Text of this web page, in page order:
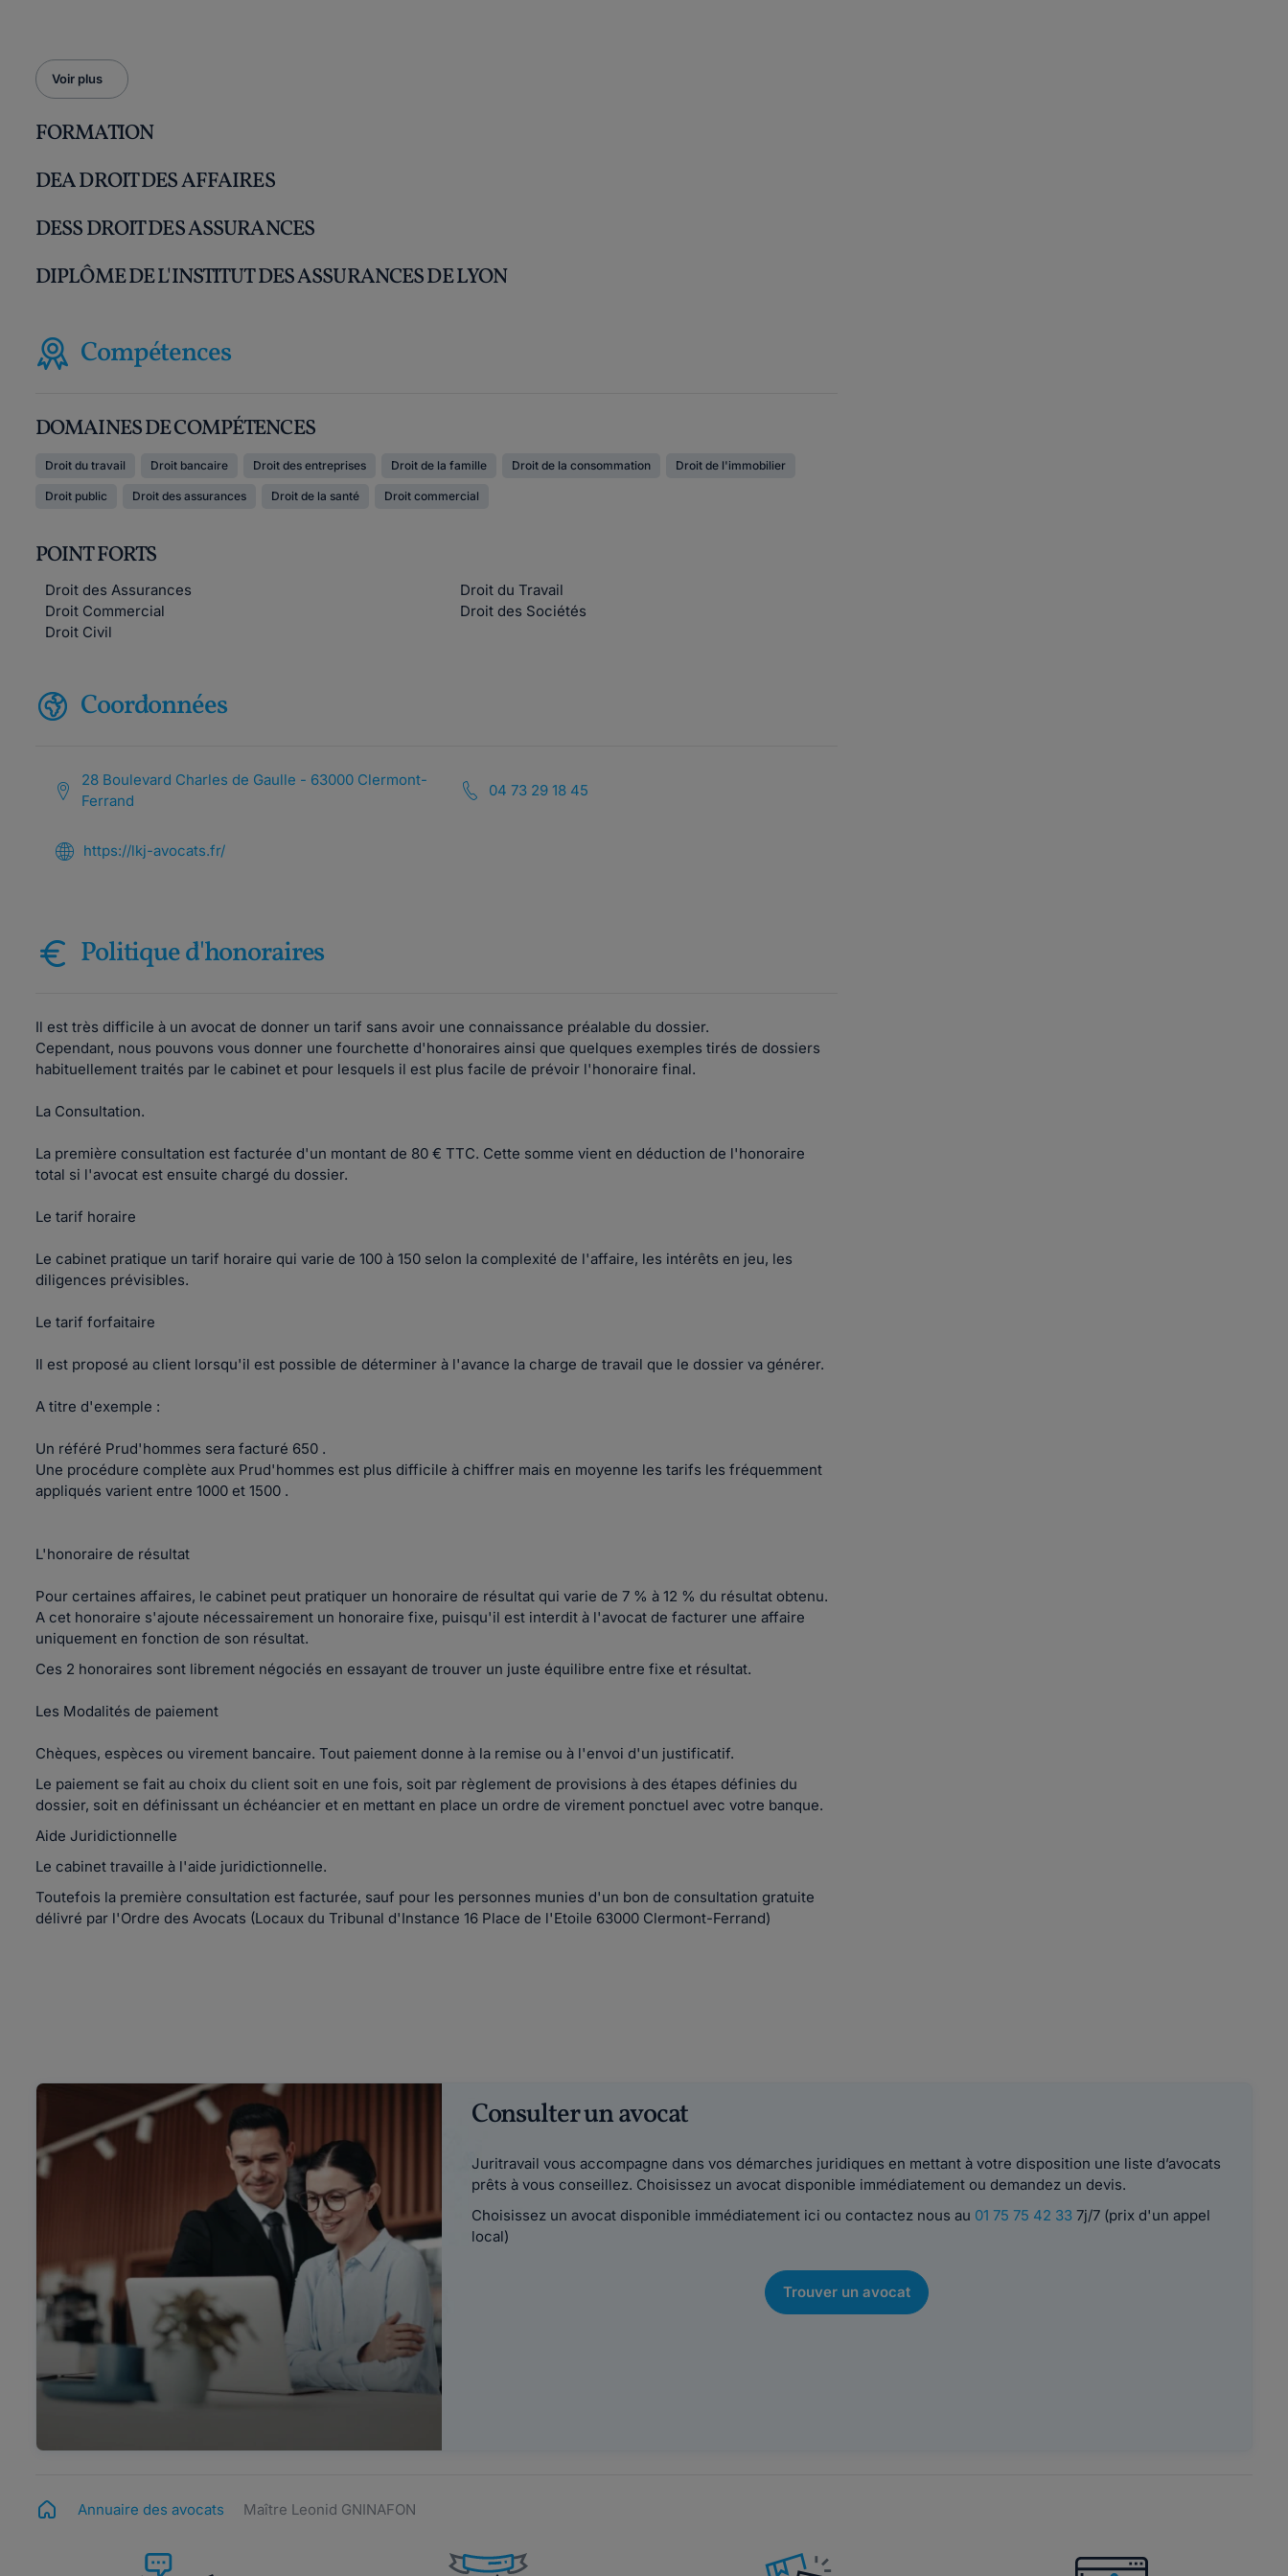
Voir plus
FORMATION
DEA DROIT DES AFFAIRES
DESS DROIT DES ASSURANCES
DIPLÔME DE L'INSTITUT DES ASSURANCES DE LYON
Compétences
DOMAINES DE COMPÉTENCES
Droit du travail Droit bancaire Droit des entreprises Droit de la famille Droit de la consommation Droit de l'immobilier
Droit public Droit des assurances Droit de la santé Droit commercial
POINT FORTS
Droit des Assurances
Droit du Travail
Droit Commercial
Droit des Sociétés
Droit Civil
Coordonnées
28 Boulevard Charles de Gaulle - 63000 Clermont-
Ferrand
04 73 29 18 45
https://lkj-avocats.fr/
Politique d'honoraires
Il est très difficile à un avocat de donner un tarif sans avoir une connaissance préalable du dossier.
Cependant, nous pouvons vous donner une fourchette d'honoraires ainsi que quelques exemples tirés de dossiers
habituellement traités par le cabinet et pour lesquels il est plus facile de prévoir l'honoraire final.
La Consultation.
La première consultation est facturée d'un montant de 80 € TTC. Cette somme vient en déduction de l'honoraire
total si l'avocat est ensuite chargé du dossier.
Le tarif horaire
Le cabinet pratique un tarif horaire qui varie de 100 à 150 selon la complexité de l'affaire, les intérêts en jeu, les
diligences prévisibles.
Le tarif forfaitaire
Il est proposé au client lorsqu'il est possible de déterminer à l'avance la charge de travail que le dossier va générer.
A titre d'exemple :
Un référé Prud'hommes sera facturé 650 .
Une procédure complète aux Prud'hommes est plus difficile à chiffrer mais en moyenne les tarifs les fréquemment
appliqués varient entre 1000 et 1500 .
L'honoraire de résultat
Pour certaines affaires, le cabinet peut pratiquer un honoraire de résultat qui varie de 7 % à 12 % du résultat obtenu.
A cet honoraire s'ajoute nécessairement un honoraire fixe, puisqu'il est interdit à l'avocat de facturer une affaire
uniquement en fonction de son résultat.
Ces 2 honoraires sont librement négociés en essayant de trouver un juste équilibre entre fixe et résultat.
Les Modalités de paiement
Chèques, espèces ou virement bancaire. Tout paiement donne à la remise ou à l'envoi d'un justificatif.
Le paiement se fait au choix du client soit en une fois, soit par règlement de provisions à des étapes définies du
dossier, soit en définissant un échéancier et en mettant en place un ordre de virement ponctuel avec votre banque.
Aide Juridictionnelle
Le cabinet travaille à l'aide juridictionnelle.
Toutefois la première consultation est facturée, sauf pour les personnes munies d'un bon de consultation gratuite
délivré par l'Ordre des Avocats (Locaux du Tribunal d'Instance 16 Place de l'Etoile 63000 Clermont-Ferrand)
Consulter un avocat
Juritravail vous accompagne dans vos démarches juridiques en mettant à votre disposition une liste d’avocats
prêts à vous conseillez. Choisissez un avocat disponible immédiatement ou demandez un devis.
Choisissez un avocat disponible immédiatement ici ou contactez nous au 01 75 75 42 337j/7 (prix d'un appel
local)
Trouver un avocat
Annuaire des avocats Maître Leonid GNINAFON